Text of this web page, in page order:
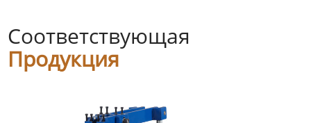
Соответствующая
Продукция